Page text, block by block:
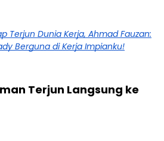
Terjun Dunia Kerja, Ahmad Fauzan:
Berguna di Kerja Impianku!
Terjun Langsung ke